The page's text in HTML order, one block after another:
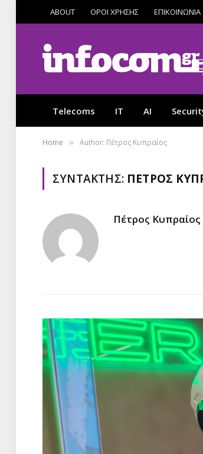
ABOUT ΟΡΟΙ ΧΡΗΣΗΣ ΕΠΙΚΟΙΝΩΝΙΑ
Telecoms IT AI
Home » Author: Πέτρος Κυπραίος
ΣΥΝΤΆΚΤΗΣ: ΠΈΤΡΟΣ
Πέτρος Κυπραίος